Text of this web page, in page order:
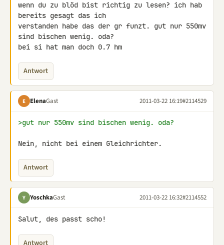
wenn du zu blöd bist richtig zu lesen? ich hab
bereits gesagt das ich
verstanden habe das der gr funzt. gut nur 550mv
sind bischen wenig. oda?
bei si hat man doch 0.7 hm
Antwort
E ElenaGast 2011-03-22 16:19#2114529
>gut nur 550mv sind bischen wenig. oda?
Nein, nicht bei einem Gleichrichter.
Antwort
Y YoschkaGast 2011-03-22 16:32#2114552
Salut, des passt scho!
Antwort